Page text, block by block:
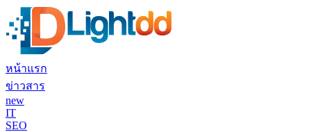
หน้าแรก
ข่าวสาร
new
IT
SEO